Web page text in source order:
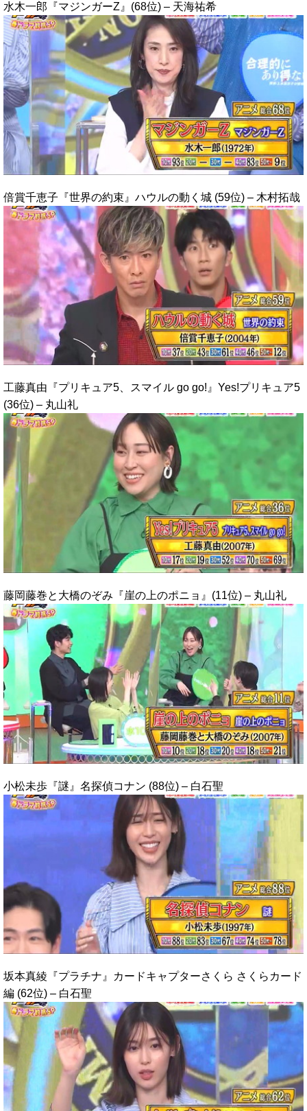
水木一郎『マジンガーZ』(68位) – 天海祐希
倍賞千恵子『世界の約束』ハウルの動く城 (59位) – 木村拓哉
工藤真由『プリキュア5、スマイル go go!』Yes!プリキュア5
(36位) – 丸山礼
藤岡藤巻と大橋のぞみ『崖の上のポニョ』(11位) – 丸山礼
小松未歩『謎』名探偵コナン (88位) – 白石聖
坂本真綾『プラチナ』カードキャプターさくら さくらカード
編 (62位) – 白石聖